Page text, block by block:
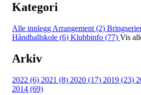
Kategori
Alle innlegg Arrangement (2)
Håndballskole (6) Klubbinfo (77) Vis
Arkiv
2022 (6) 2021 (8) 2020 (17) 2019 (23)
2014 (69)